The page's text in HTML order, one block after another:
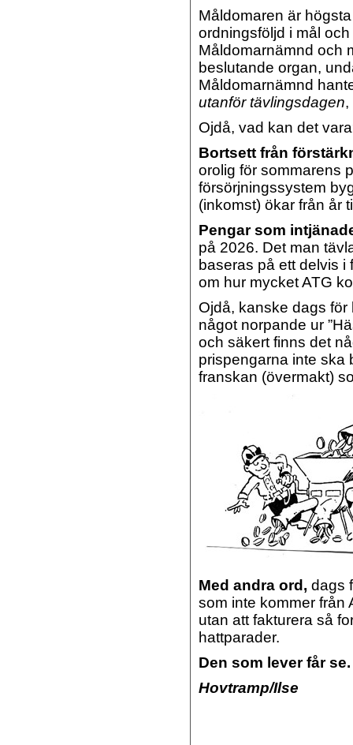
Måldomaren är
ordningsföljd i mål
Måldomarnämnd och
beslutande organ,
Måldomarnämnd
utanför tävlingsdagen,
Ojdå, vad kan det
Bortsett från
orolig för sommarens
försörjningssystem
(inkomst) ökar från år
Pengar som
på 2026. Det man
baseras på ett delvis
om hur mycket ATG
Ojdå, kanske dags
något norpande ur
och säkert finns det
prispengarna inte ska
franskan (övermakt)
Med andra ord, dags
som inte kommer från
utan att fakturera så
hattparader.
Den som lever får se.
Hovtramp/Ilse